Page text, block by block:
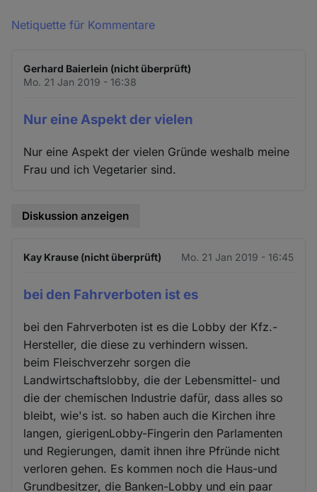
Netiquette für Kommentare
Gerhard Baierlein (nicht überprüft)
Mo. 21 Jan 2019 - 16:38
Nur eine Aspekt der vielen
Nur eine Aspekt der vielen Gründe weshalb meine
Frau und ich Vegetarier sind.
Diskussion anzeigen
Kay Krause (nicht überprüft) Mo. 21 Jan 2019 - 16:45
bei den Fahrverboten ist es
bei den Fahrverboten ist es die Lobby der Kfz.-
Hersteller, die diese zu verhindern wissen.
beim Fleischverzehr sorgen die
Landwirtschaftslobby, die der Lebensmittel- und
die der chemischen Industrie dafür, dass alles so
bleibt, wie's ist. so haben auch die Kirchen ihre
langen, gierigenLobby-Fingerin den Parlamenten
und Regierungen, damit ihnen ihre Pfründe nicht
verloren gehen. Es kommen noch die Haus-und
Grundbesitzer, die Banken-Lobby und ein paar